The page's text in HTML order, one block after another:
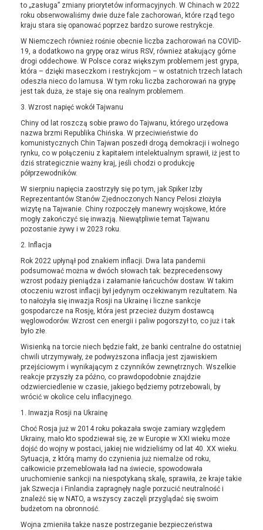
to „zasługa” zmiany priorytetów informacyjnych. W Chinach w 2022
roku obserwowaliśmy dwie duże fale zachorowań, które rząd tego
kraju stara się opanować poprzez bardzo surowe restrykcje.
W Niemczech również rośnie obecnie liczba zachorowań na COVID-
19, a dodatkowo na grypę oraz wirus RSV, również atakujący górne
drogi oddechowe. W Polsce coraz większym problemem jest grypa,
która – dzięki maseczkom i restrykcjom – w ostatnich trzech latach
odeszła nieco do lamusa. W tym roku liczba zachorowań na grypę
jest tak duża, że staje się ona realnym problemem.
3. Wzrost napięć wokół Tajwanu
Chiny od lat roszczą sobie prawo do Tajwanu, którego urzędowa
nazwa brzmi Republika Chińska. W przeciwieństwie do
komunistycznych Chin Tajwan poszedł drogą demokracji i wolnego
rynku, co w połączeniu z kapitałem intelektualnym sprawił, iż jest to
dziś strategicznie ważny kraj, jeśli chodzi o produkcję
półprzewodników.
W sierpniu napięcia zaostrzyły się po tym, jak Spiker Izby
Reprezentantów Stanów Zjednoczonych Nancy Pelosi złożyła
wizytę na Tajwanie. Chiny rozpoczęły manewry wojskowe, które
mogły zakończyć się inwazją. Niewątpliwie temat Tajwanu
pozostanie żywy i w 2023 roku.
2. Inflacja
Rok 2022 upłynął pod znakiem inflacji. Dwa lata pandemii
podsumować można w dwóch słowach tak: bezprecedensowy
wzrost podaży pieniądza i załamanie łańcuchów dostaw. W takim
otoczeniu wzrost inflacji był jedynym oczekiwanym rezultatem. Na
to nałożyła się inwazja Rosji na Ukrainę i liczne sankcje
gospodarcze na Rosję, która jest przecież dużym dostawcą
węglowodorów. Wzrost cen energii i paliw pogorszył to, co już i tak
było złe.
Wisienką na torcie niech będzie fakt, że banki centralne do ostatniej
chwili utrzymywały, że podwyższona inflacja jest zjawiskiem
przejściowym i wynikającym z czynników zewnętrznych. Wszelkie
reakcje przyszły za późno, co prawdopodobnie znajdzie
odzwierciedlenie w czasie, jakiego będziemy potrzebowali, by
wrócić w okolice celu inflacyjnego.
1. Inwazja Rosji na Ukrainę
Choć Rosja już w 2014 roku pokazała swoje zamiary względem
Ukrainy, mało kto spodziewał się, że w Europie w XXI wieku może
dojść do wojny w postaci, jakiej nie widzieliśmy od lat 40. XX wieku.
Sytuacja, z którą mamy do czynienia już niemalże od roku,
całkowicie przemeblowała ład na świecie, spowodowała
uruchomienie sankcji na niespotykaną skalę, sprawiła, że kraje takie
jak Szwecja i Finlandia zapragnęły nagle porzucić neutralność i
znaleźć się w NATO, a wszyscy zaczęli przyglądać się swoim
budżetom na obronność.
Wojna zmieniła także nasze postrzeganie bezpieczeństwa